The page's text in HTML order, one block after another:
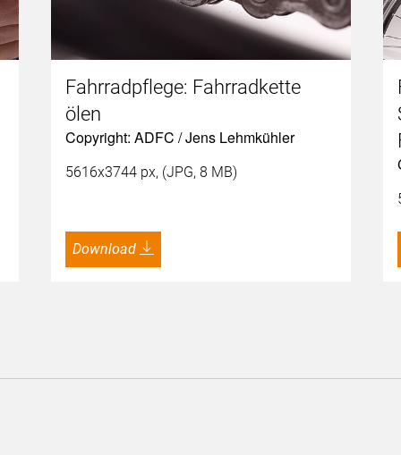
Fahrradpflege: Fahrradkette
ölen
Copyright: ADFC / Jens Lehmkühler
5616x3744 px, (JPG, 8 MB)
Download